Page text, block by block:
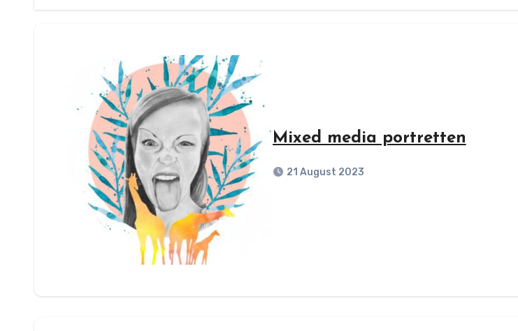
Mixed media portretten
21 August 2023